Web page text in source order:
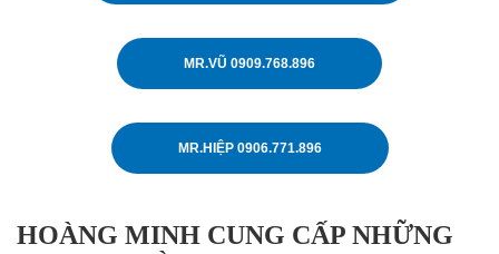
MR.VŨ 0909.768.896
MR.HIỆP 0906.771.896
HOÀNG MINH CUNG CẤP NHỮNG